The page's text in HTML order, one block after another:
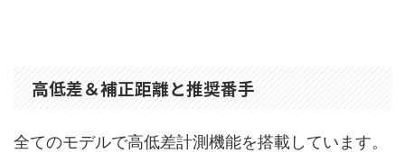
高低差＆補正距離と推奨番手
全てのモデルで高低差計測機能を搭載しています。